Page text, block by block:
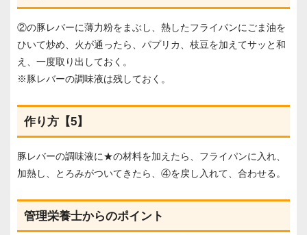
②の豚レバーに薄力粉をまぶし、熱したフライパンにごま油を
ひいて炒め、火が通ったら、パプリカ、枝豆を加えてサッと和
え、一度取り出しておく。
※豚レバーの調味液は残しておく。
作り方【5】
豚レバーの調味液に★の材料を加えたら、フライパンに入れ、
加熱し、とろみがついてきたら、④を戻し入れて、合わせる。
管理栄養士からのポイント